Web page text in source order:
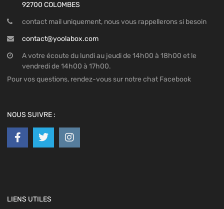
92700 COLOMBES
contact mail uniquement, nous vous rappellerons si besoin
contact@yoolabox.com
A votre écoute du lundi au jeudi de 14h00 à 18h00 et le
vendredi de 14h00 à 17h00.
Pour vos questions, rendez-vous sur notre chat Facebook
NOUS SUIVRE :
LIENS UTILES